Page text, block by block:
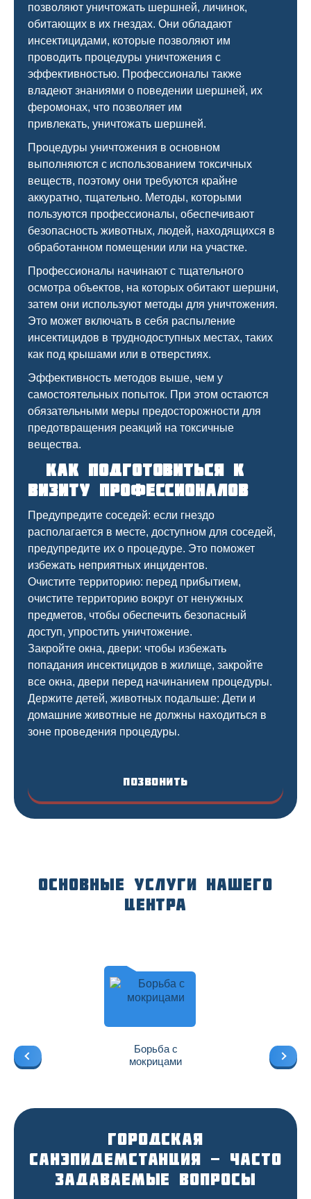
позволяют уничтожать шершней, личинок,
обитающих в их гнездах. Они обладают
инсектицидами, которые позволяют им
проводить процедуры уничтожения с
эффективностью. Профессионалы также
владеют знаниями о поведении шершней, их
феромонах, что позволяет им
привлекать, уничтожать шершней.
Процедуры уничтожения в основном
выполняются с использованием токсичных
веществ, поэтому они требуются крайне
аккуратно, тщательно. Методы, которыми
пользуются профессионалы, обеспечивают
безопасность животных, людей, находящихся в
обработанном помещении или на участке.
Профессионалы начинают с тщательного
осмотра объектов, на которых обитают шершни,
затем они используют методы для уничтожения.
Это может включать в себя распыление
инсектицидов в труднодоступных местах, таких
как под крышами или в отверстиях.
Эффективность методов выше, чем у
самостоятельных попыток. При этом остаются
обязательными меры предосторожности для
предотвращения реакций на токсичные
вещества.
Как подготовиться к
визиту профессионалов
Предупредите соседей: если гнездо
располагается в месте, доступном для соседей,
предупредите их о процедуре. Это поможет
избежать неприятных инцидентов.
Очистите территорию: перед прибытием,
очистите территорию вокруг от ненужных
предметов, чтобы обеспечить безопасный
доступ, упростить уничтожение.
Закройте окна, двери: чтобы избежать
попадания инсектицидов в жилище, закройте
все окна, двери перед начинанием процедуры.
Держите детей, животных подальше: Дети и
домашние животные не должны находиться в
зоне проведения процедуры.
Позвонить
Основные услуги нашего
центра
Борьба с
мокрицами
Городская
санэпидемстанция - Часто
задаваемые вопросы